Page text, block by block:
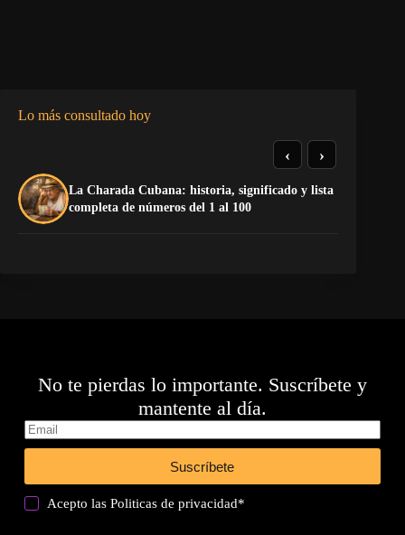
Lo más consultado hoy
La Charada Cubana: historia, significado y lista
completa de números del 1 al 100
‹ ›
No te pierdas lo importante. Suscríbete y
mantente al día.
Suscríbete
Acepto lasPoliticas de privacidad*